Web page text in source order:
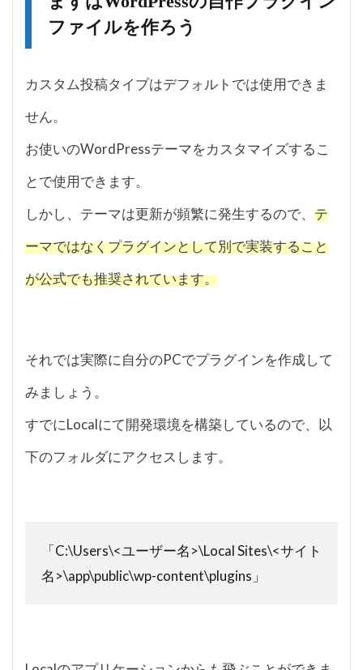
ファイルを作ろう
カスタム投稿タイプはデフォルトでは使用できま
せん。
お使いのWordPressテーマをカスタマイズするこ
とで使用できます。
しかし、テーマは更新が頻繁に発生するので、 テ
ーマではなくプラグインとして別で実装すること
が公式でも推奨されています。
それでは実際に自分のPCでプラグインを作成して
みましょう。
すでにLocalにて開発環境を構築しているので、以
下のフォルダにアクセスします。
「C:\Users\<ユーザー名>\Local Sites\<サイト
名>\app\public\wp-content\plugins」